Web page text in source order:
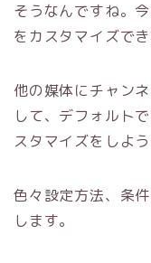
そうなんですね。
をカスタマイズでき
他の媒体にチャン
して、デフォルト
スタマイズをしよう
色々設定方法、条
します。